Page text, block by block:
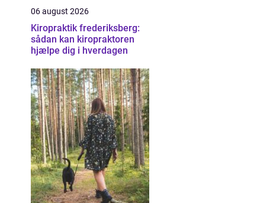
06 august 2026
Kiropraktik frederiksberg:
sådan kan kiropraktoren
hjælpe dig i hverdagen